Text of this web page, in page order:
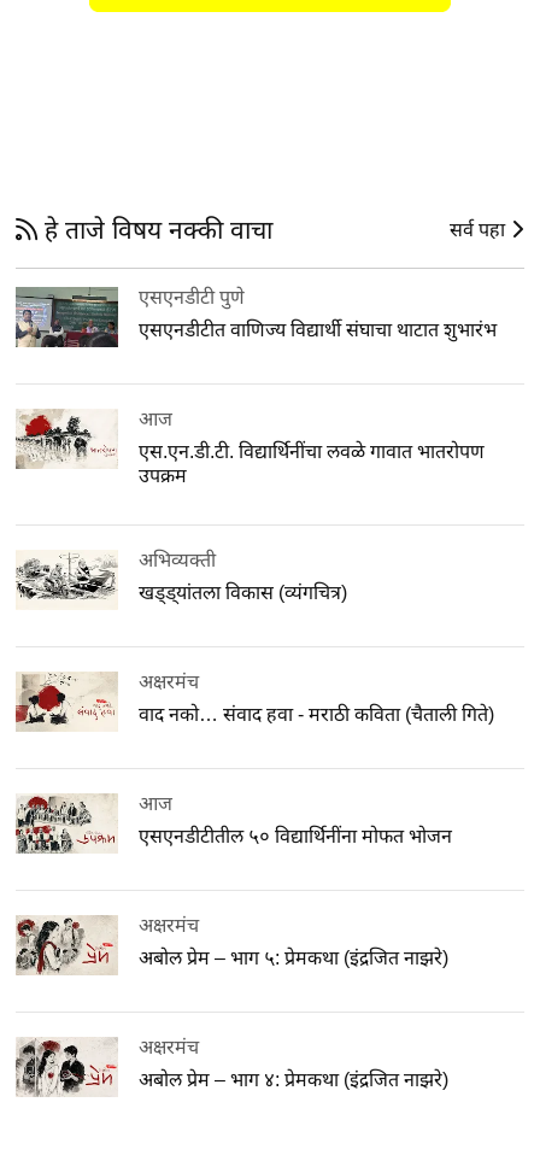
हे ताजे विषय नक्की वाचा सर्व पहा
एसएनडीटी पुणे
एसएनडीटीत वाणिज्य विद्यार्थी संघाचा थाटात शुभारंभ
आज
एस.एन.डी.टी. विद्यार्थिनींचा लवळे गावात भातरोपण
उपक्रम
अभिव्यक्ती
खड्ड्यांतला विकास (व्यंगचित्र)
अक्षरमंच
वाद नको… संवाद हवा - मराठी कविता (चैताली गिते)
आज
एसएनडीटीतील ५० विद्यार्थिनींना मोफत भोजन
अक्षरमंच
अबोल प्रेम – भाग ५: प्रेमकथा (इंद्रजित नाझरे)
अक्षरमंच
अबोल प्रेम – भाग ४: प्रेमकथा (इंद्रजित नाझरे)